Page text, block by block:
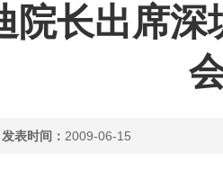
院长出席深
发表时间： 2009-06-15